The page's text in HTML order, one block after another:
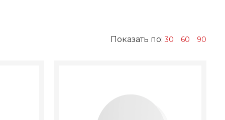
Показать по:30 60 90